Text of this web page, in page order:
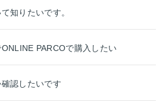
知りたいです。
PARCOで購入したい
認したいです